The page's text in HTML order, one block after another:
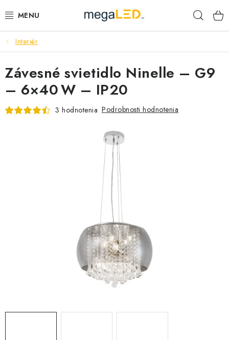
na
PRIEMYSEL
SVIETIDLÁ
ŽIAROVKY A TRUBICE
SEZÓNNE VÝPREDAJE POĽNOPOTREBY
OBCHODNÉ PODMIENKY
Interiér
Závesné svietidlo Ninelle – G9
– 6×40 W – IP20
3 hodnotenia Podrobnosti hodnotenia